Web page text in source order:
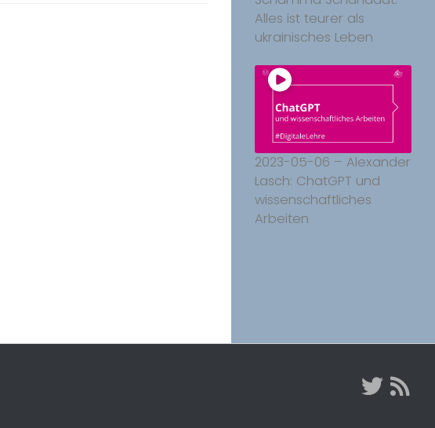
Alles ist teurer als
ukrainisches Leben
2023-05-06 – Alexander
Lasch: ChatGPT und
wissenschaftliches
Arbeiten